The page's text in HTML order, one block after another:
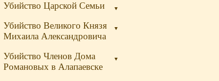
▼
Убийство Царской Семьи
▼
Убийство Великого Князя
Михаила Александровича
▼
Убийство Членов Дома
Романовых в Алапаевске